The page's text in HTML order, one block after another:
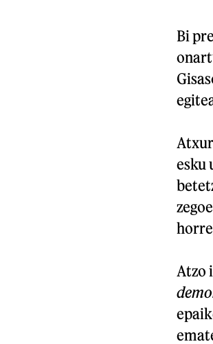
Bi
esku
Atzo